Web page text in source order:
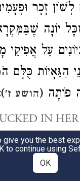
לְשׁוֹן זָכָר
יוֹנָה
עַל אֲפִיקֵי
הַגֵּאָיוֹת כֻּלָּם
פוֹתָה (הושע ז'
that it (the
therefore it (the
as masculine
give you the best
to continue using
OK